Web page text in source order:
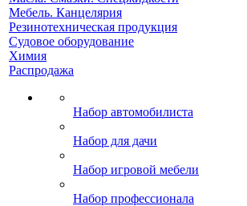
Мебель. Канцелярия
Резинотехническая продукция
Судовое оборудование
Химия
Распродажа
Набор автомобилиста
Набор для дачи
Набор игровой мебели
Набор профессионала